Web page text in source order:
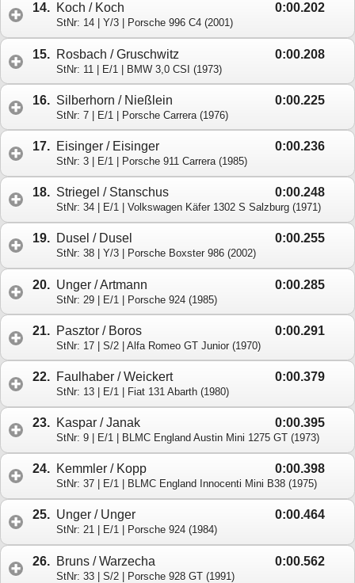
14. 0:00.202
Koch / Koch
StNr: 14 | Y/3 | Porsche 996 C4 (2001)
15. 0:00.208
Rosbach / Gruschwitz
StNr: 11 | E/1 | BMW 3,0 CSI (1973)
16. 0:00.225
Silberhorn / Nießlein
StNr: 7 | E/1 | Porsche Carrera (1976)
17. 0:00.236
Eisinger / Eisinger
StNr: 3 | E/1 | Porsche 911 Carrera (1985)
18. 0:00.248
Striegel / Stanschus
StNr: 34 | E/1 | Volkswagen Käfer 1302 S Salzburg (1971)
19. 0:00.255
Dusel / Dusel
StNr: 38 | Y/3 | Porsche Boxster 986 (2002)
20. 0:00.285
Unger / Artmann
StNr: 29 | E/1 | Porsche 924 (1985)
21. 0:00.291
Pasztor / Boros
StNr: 17 | S/2 | Alfa Romeo GT Junior (1970)
22. 0:00.379
Faulhaber / Weickert
StNr: 13 | E/1 | Fiat 131 Abarth (1980)
23. 0:00.395
Kaspar / Janak
StNr: 9 | E/1 | BLMC England Austin Mini 1275 GT (1973)
24. 0:00.398
Kemmler / Kopp
StNr: 37 | E/1 | BLMC England Innocenti Mini B38 (1975)
25. 0:00.464
Unger / Unger
StNr: 21 | E/1 | Porsche 924 (1984)
26. 0:00.562
Bruns / Warzecha
StNr: 33 | S/2 | Porsche 928 GT (1991)